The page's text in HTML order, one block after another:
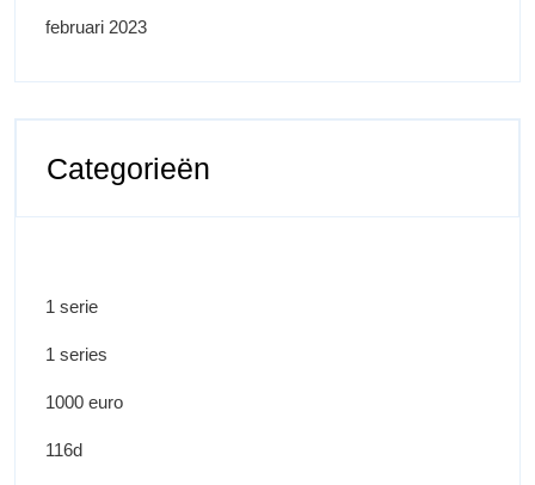
februari 2023
Categorieën
1 serie
1 series
1000 euro
116d